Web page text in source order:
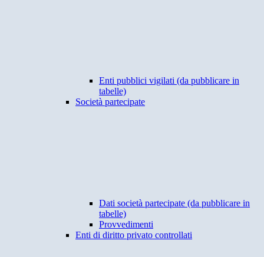
Enti pubblici vigilati (da pubblicare in
tabelle)
Società partecipate
Dati società partecipate (da pubblicare in
tabelle)
Provvedimenti
Enti di diritto privato controllati